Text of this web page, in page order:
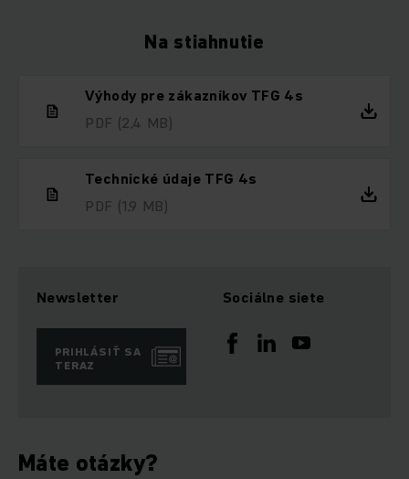
Na stiahnutie
Výhody pre zákazníkov TFG 4s
PDF (2,4 MB)
Technické údaje TFG 4s
PDF (1,9 MB)
Newsletter
PRIHLÁSIŤ SA
TERAZ
Sociálne siete
Máte otázky?